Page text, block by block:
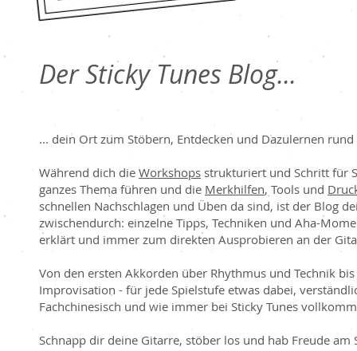
Der Sticky Tunes Blog...
... dein Ort zum Stöbern, Entdecken und Dazulernen
Während dich die Workshops strukturiert und Schritt für
ganzes Thema führen und die Merkhilfen, Tools und
schnellen Nachschlagen und Üben da sind, ist der Blog
zwischendurch: einzelne Tipps, Techniken und Aha-
erklärt und immer zum direkten Ausprobieren an der
Von den ersten Akkorden über Rhythmus und Technik
Improvisation - für jede Spielstufe etwas dabei,
Fachchinesisch und wie immer bei Sticky Tunes
Schnapp dir deine Gitarre, stöber los und hab Freude am